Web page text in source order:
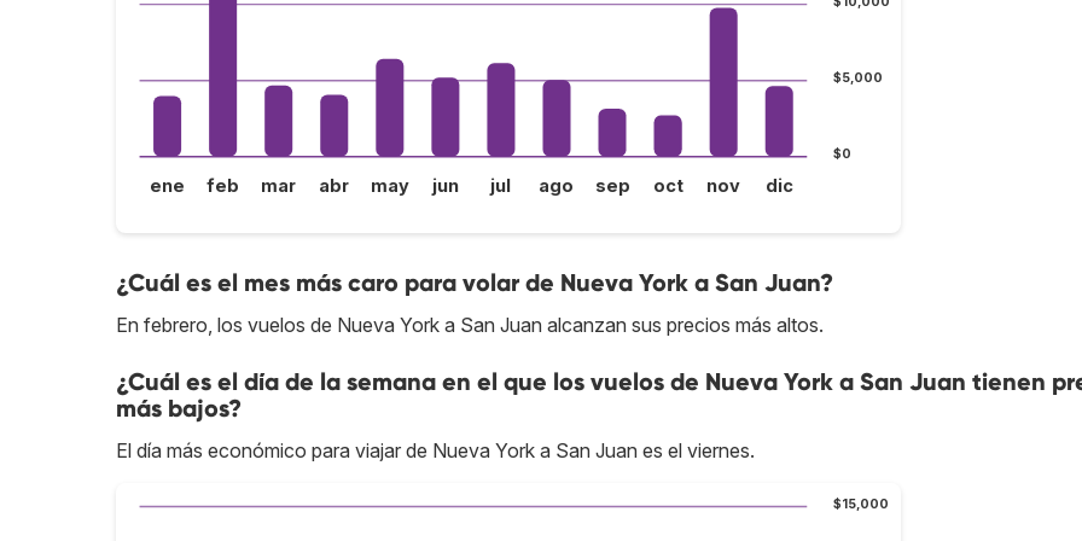
$0
$5,000
ene feb mar abr may jun jul ago sep oct nov dic
¿Cuál es el mes más caro para volar de Nueva York a San Juan?
En febrero, los vuelos de Nueva York a San Juan alcanzan sus precios más altos.
¿Cuál es el día de la semana en el que los vuelos de Nueva York a San Juan tienen
más bajos?
El día más económico para viajar de Nueva York a San Juan es el viernes.
$15,000